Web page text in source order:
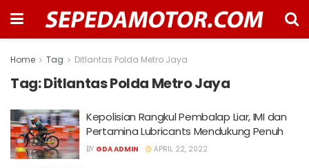
Home Tag Ditlantas Polda Metro Jaya
Tag:Ditlantas Polda Metro Jaya
Kepolisian Rangkul Pembalap Liar, IMI dan
Pertamina Lubricants Mendukung Penuh
BY GDA ADMIN APRIL 22, 2022